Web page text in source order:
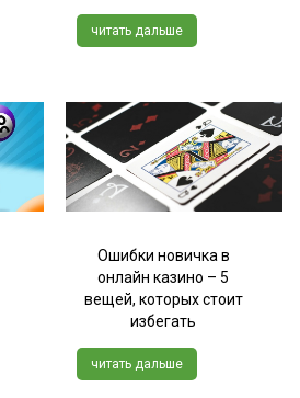
читать дальше
Ошибки новичка в
онлайн казино – 5
вещей, которых стоит
избегать
читать дальше